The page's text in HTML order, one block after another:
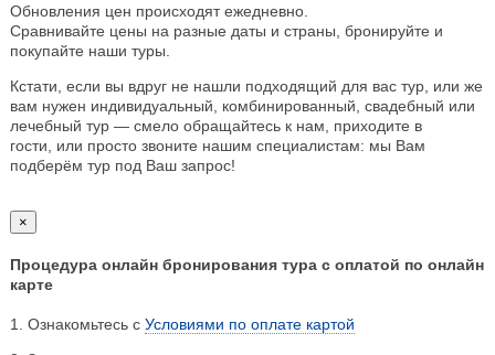
Обновления цен происходят ежедневно.
Сравнивайте цены на разные даты и страны, бронируйте и
покупайте наши туры.
Кстати, если вы вдруг не нашли подходящий для вас тур, или же
вам нужен индивидуальный, комбинированный, свадебный или
лечебный тур — смело обращайтесь к нам, приходите в
гости, или просто звоните нашим специалистам: мы Вам
подберём тур под Ваш запрос!
×
Процедура онлайн бронирования тура с оплатой по онлайн
карте
1. Ознакомьтесь с Условиями по оплате картой